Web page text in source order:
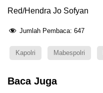
Red/Hendra Jo Sofyan
Jumlah Pembaca: 647
Kapolri Mabespolri
Baca Juga